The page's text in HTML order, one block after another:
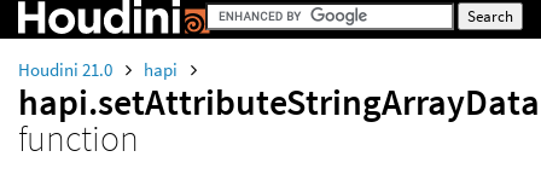
Houdini 21.0 hapi
hapi.setAttributeStringArrayData
function